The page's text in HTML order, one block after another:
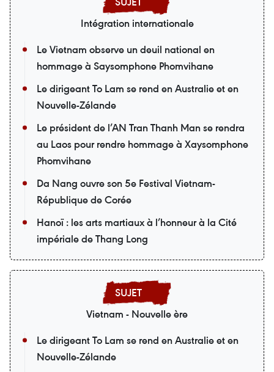
Intégration internationale
Le Vietnam observe un deuil national en
hommage à Saysomphone Phomvihane
Le dirigeant To Lam se rend en Australie et en
Nouvelle-Zélande
Le président de l’AN Tran Thanh Man se rendra
au Laos pour rendre hommage à Xaysomphone
Phomvihane
Da Nang ouvre son 5e Festival Vietnam-
République de Corée
Hanoï : les arts martiaux à l’honneur à la Cité
impériale de Thang Long
Vietnam - Nouvelle ère
Le dirigeant To Lam se rend en Australie et en
Nouvelle-Zélande